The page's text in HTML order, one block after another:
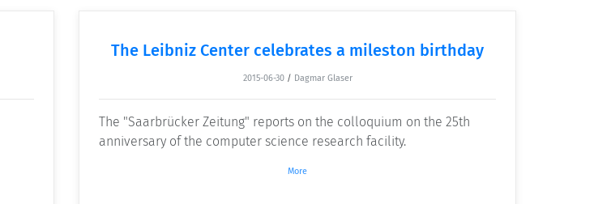
The Leibniz Center celebrates a mileston birthday
2015-06-30 / Dagmar Glaser
The "Saarbrücker Zeitung" reports on the colloquium on the 25th
anniversary of the computer science research facility.
More